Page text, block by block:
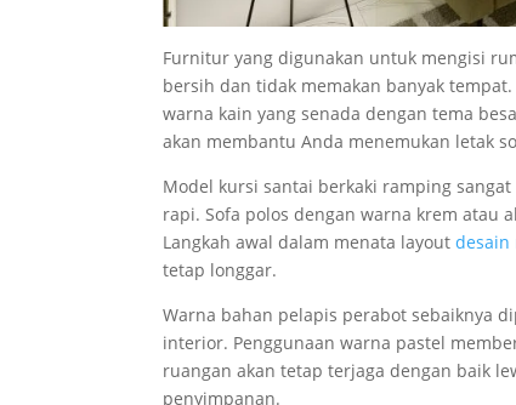
Furnitur yang digunakan untuk mengisi
bersih dan tidak memakan banyak
warna kain yang senada dengan tema
akan membantu Anda menemukan letak
Model kursi santai berkaki ramping
rapi. Sofa polos dengan warna krem
Langkah awal dalam menata layoutdesain
tetap longgar.
Warna bahan pelapis perabot sebaiknya
interior. Penggunaan warna pastel
ruangan akan tetap terjaga dengan baik
penyimpanan.